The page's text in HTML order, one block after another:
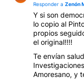
Responder a Zenón
Y si son
lo copio al
propios
el original!!!!
Te envían
Amoresano, y